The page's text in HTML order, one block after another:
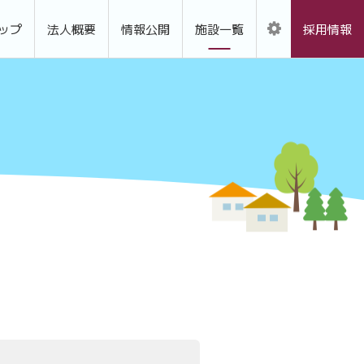
プ 法人概要 情報公開 施設一覧 採用情報